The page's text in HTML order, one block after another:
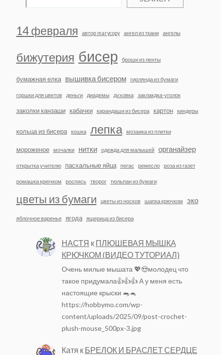
14 февраля автор marycopy ангел из ткани ангелы
бижутерия бисер броши из ленты
бумажная елка вышивка бисером гирлянда из бумаги
горшки для цветов деньги диадемы духовка заклакдка-уголок
заколки канзаши кабачки карандаши из бисера картон киндеры
кольца из бисера кошка лепка мозаика из плитки
мороженое мочалки нитки одежда для малышей органайзер
открытка учителю пасхальные яйца пегас ремесло роза из газет
ромашка крючком роспись творог тюльпан из бумаги
цветы из бумаги цветы из носков шапка крючком эко
яблочное варенье ягода ящерица из бисера
НАСТЯ к ПЛЮШЕВАЯ МЫШКА
КРЮЧКОМ (ВИДЕО ТУТОРИАЛ)
Очень милые мышата 💖😍молодец что
такое придумала👍👍👍 А у меня есть
настоящие крыски 🐀🐁
https://hobbymo.com/wp-
content/uploads/2025/09/post-crochet-
plush-mouse_500px-3.jpg
Катя к БРЕЛОК И БРАСЛЕТ СЕРДЦЕ